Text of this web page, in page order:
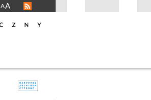
AA